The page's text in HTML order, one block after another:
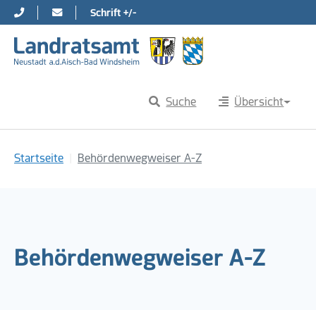
Direkt zur Hauptnavigation springen
Direkt zum Inhalt springen
Schrift +/-
Suche Übersicht
Startseite Behördenwegweiser A-Z
Behördenwegweiser A-Z